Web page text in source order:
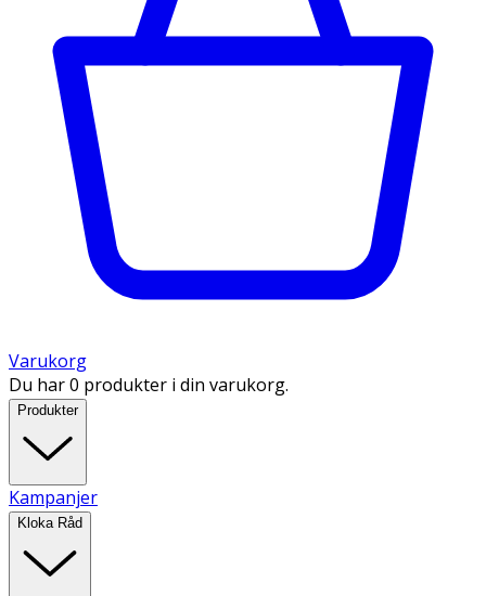
Varukorg
Du har 0 produkter i din varukorg.
Produkter
Kampanjer
Kloka Råd